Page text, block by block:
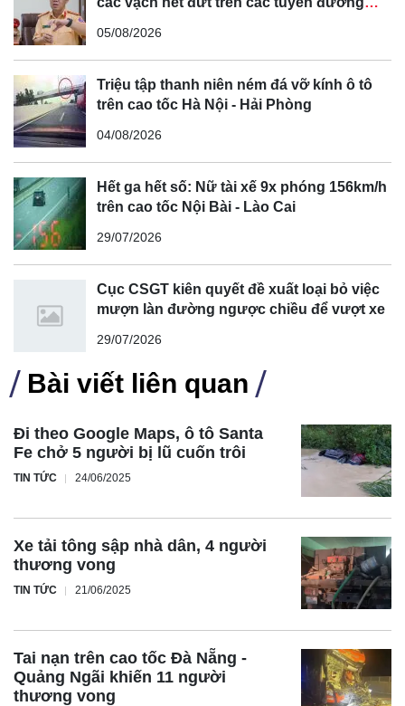
Đến đoạn đường cong, xe máy và người điều khiển đột
nhiên ngã ra đường, bị ô tô đầu kéo cán qua, gây hậu quả
Sau khi xảy ra tai nạn, ô tô đầu kéo nói trên không có dấu
hiệu dừng lại mà tiếp tục chạy trên quốc lộ 1A.
Sau hơn 5 tiếng xảy ra vụ tai nạn, đến khoảng 19h30 cùng
nạn tại khu vực cảng Chân Mây.
05/08/2026
Triệu tập thanh niên ném đá vỡ kính ô tô
trên cao tốc Hà Nội - Hải Phòng
04/08/2026
Hết ga hết số: Nữ tài xế 9x phóng 156km/h
trên cao tốc Nội Bài - Lào Cai
29/07/2026
Cục CSGT kiên quyết đề xuất loại bỏ việc
mượn làn đường ngược chiều để vượt xe
29/07/2026
Bài viết liên quan
Đi theo Google Maps, ô tô Santa
Fe chở 5 người bị lũ cuốn trôi
TIN TỨC 24/06/2025
Xe tải tông sập nhà dân, 4 người
thương vong
TIN TỨC 21/06/2025
Tai nạn trên cao tốc Đà Nẵng -
Quảng Ngãi khiến 11 người
thương vong